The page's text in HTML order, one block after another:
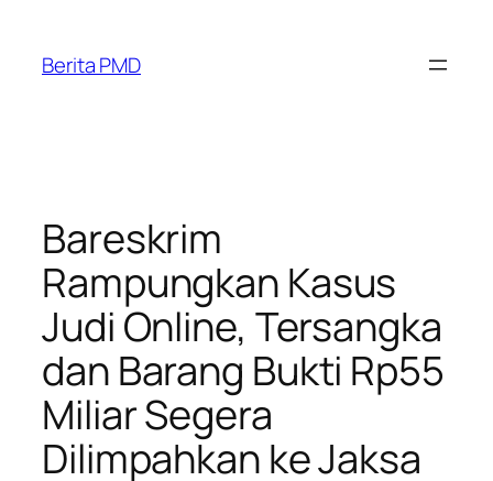
content
Berita PMD
Bareskrim
Rampungkan Kasus
Judi Online, Tersangka
dan Barang Bukti Rp55
Miliar Segera
Dilimpahkan ke Jaksa